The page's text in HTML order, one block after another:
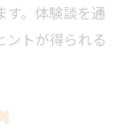
す。体験談を通
ントが得られる